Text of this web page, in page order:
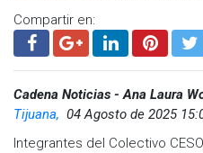
Compartir en:
Cadena Noticias - Ana Laura
Tijuana, 04 Agosto de 2025
Integrantes del Colectivo